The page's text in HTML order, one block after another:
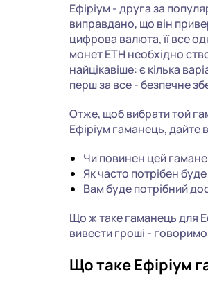
Ефіріум - друга за
виправдано, що він
цифрова валюта, її все
монет ETH необхідно
найцікавіше: є кілька
перш за все - безпечне
Отже, щоб вибрати той
Ефіріум гаманець, дайте
Чи повинен цей
Як часто потрібен
Вам буде потрібний
Що ж таке гаманець для
вивести гроші -
Що таке Ефіріум